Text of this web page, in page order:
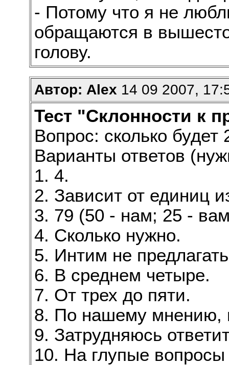
- Потому что я не
обращаются в
голову.
Автор: Alex 14 09 2007,
Тест "Склонности к
Вопрос: сколько будет
Варианты ответов
1. 4.
2. Зависит от единиц
3. 79 (50 - нам; 25 -
4. Сколько нужно.
5. Интим не
6. В среднем четыре.
7. От трех до пяти.
8. По нашему мнению,
9. Затрудняюсь
10. На глупые